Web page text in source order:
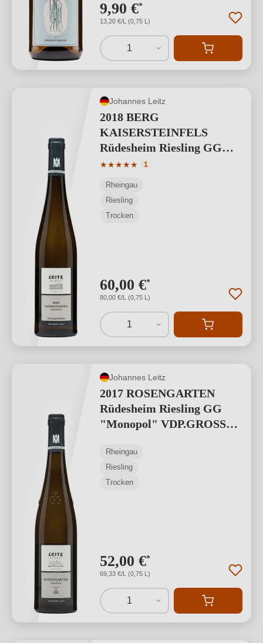
9,90 €*
13,20 €/L (0,75 L)
1
Johannes Leitz
2018 BERG
KAISERSTEINFELS
Rüdesheim Riesling GG
"Terrassen"
GEWÄCHS
★★★★★
Durchschnittliche Bewertung von 5
1
Rheingau
Riesling
Trocken
60,00 €*
80,00 €/L (0,75 L)
1
Johannes Leitz
2017 ROSENGARTEN
Rüdesheim Riesling GG
"Monopol" VDP.GROSSES
Rheingau
Riesling
Trocken
52,00 €*
69,33 €/L (0,75 L)
1